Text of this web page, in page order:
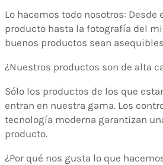
Lo hacemos todo nosotros: Desde
producto hasta la fotografía del
buenos productos sean
¿Nuestros productos son de alta
Sólo los productos de los que
entran en nuestra gama. Los
tecnología moderna garantizan
producto.
¿Por qué nos gusta lo que